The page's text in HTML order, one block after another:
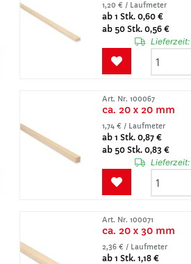
1,20 € / Laufmeter
ab 1 Stk. 0,60 €
ab 50 Stk. 0,56 €
Lieferzeit:
Art. Nr. 100067
ca. 20 x 20 mm
1,74 € / Laufmeter
ab 1 Stk. 0,87 €
ab 50 Stk. 0,83 €
Lieferzeit:
Art. Nr. 100071
ca. 20 x 30 mm
2,36 € / Laufmeter
ab 1 Stk. 1,18 €